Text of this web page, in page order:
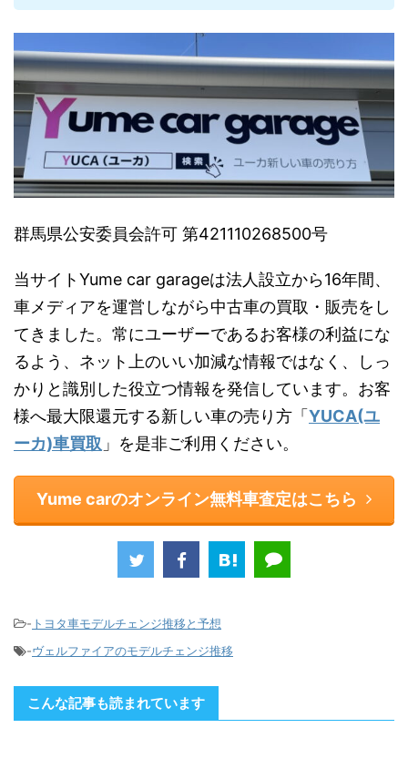
群馬県公安委員会許可 第421110268500号
当サイトYume car garageは法人設立から16年間、
車メディアを運営しながら中古車の買取・販売をし
てきました。常にユーザーであるお客様の利益にな
るよう、ネット上のいい加減な情報ではなく、しっ
かりと識別した役立つ情報を発信しています。お客
様へ最大限還元する新しい車の売り方「 YUCA(ユ
ーカ)車買取 」を是非ご利用ください。
Yume carのオンライン無料車査定はこちら
- トヨタ車モデルチェンジ推移と予想
-ヴェルファイアのモデルチェンジ推移
こんな記事も読まれています